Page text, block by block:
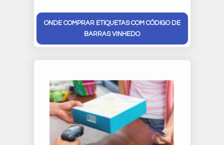
ONDE COMPRAR ETIQUETAS COM CÓDIGO DE
BARRAS VINHEDO